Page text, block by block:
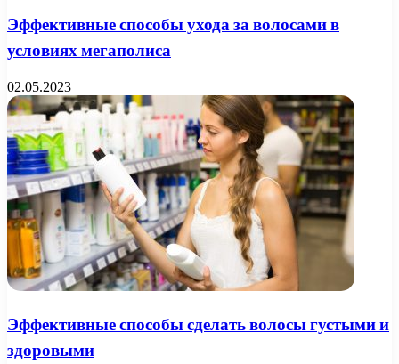
Эффективные способы ухода за волосами в
условиях мегаполиса
02.05.2023
Эффективные способы сделать волосы густыми и
здоровыми